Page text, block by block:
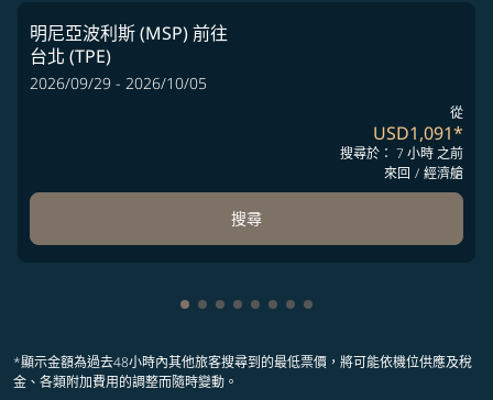
明尼亞波利斯 (MSP)前往
台北 (TPE)
2026/09/29 - 2026/10/05
從
USD1,091*
搜尋於： 7 小時 之前
來回 / 經濟艙
搜尋
顯示 cmp-pagination-showing-card 1
顯示 cmp-pagination-showing-
顯示 cmp-pagination-showing-
顯示 cmp-pagination-
顯示 cmp-pagination-
顯示 cmp-pagination-
顯示 cmp-pagination-
顯示 cmp-pagination-
*顯示金額為過去48小時內其他旅客搜尋到的最低票價，將可能依機位供應及稅
金、各類附加費用的調整而隨時變動。